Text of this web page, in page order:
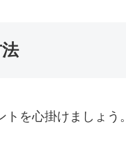
を心掛けましょう。